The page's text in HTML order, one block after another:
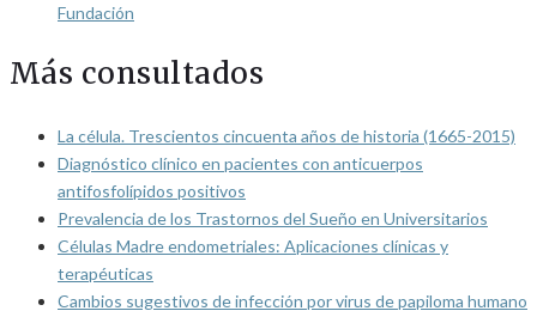
Fundación
Más consultados
La célula. Trescientos cincuenta años de historia (1665-2015)
Diagnóstico clínico en pacientes con anticuerpos
antifosfolípidos positivos
Prevalencia de los Trastornos del Sueño en Universitarios
Células Madre endometriales: Aplicaciones clínicas y
terapéuticas
Cambios sugestivos de infección por virus de papiloma humano